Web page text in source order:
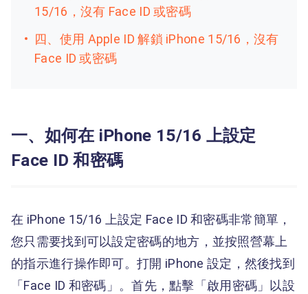
15/16，沒有 Face ID 或密碼
四、使用 Apple ID 解鎖 iPhone 15/16，沒有
Face ID 或密碼
一、如何在 iPhone 15/16 上設定
Face ID 和密碼
在 iPhone 15/16 上設定 Face ID 和密碼非常簡單，
您只需要找到可以設定密碼的地方，並按照營幕上
的指示進行操作即可。打開 iPhone 設定，然後找到
「Face ID 和密碼」。首先，點擊「啟用密碼」以設